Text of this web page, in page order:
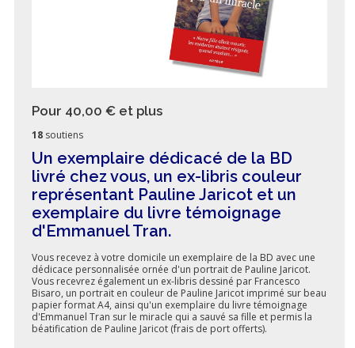
Pour 40,00 € et plus
18 soutiens
Un exemplaire dédicacé de la BD
livré chez vous, un ex-libris couleur
représentant Pauline Jaricot et un
exemplaire du livre témoignage
d'Emmanuel Tran.
Vous recevez à votre domicile un exemplaire de la BD avec une
dédicace personnalisée ornée d'un portrait de Pauline Jaricot.
Vous recevrez également un ex-libris dessiné par Francesco
Bisaro, un portrait en couleur de Pauline Jaricot imprimé sur beau
papier format A4, ainsi qu'un exemplaire du livre témoignage
d'Emmanuel Tran sur le miracle qui a sauvé sa fille et permis la
béatification de Pauline Jaricot (frais de port offerts).